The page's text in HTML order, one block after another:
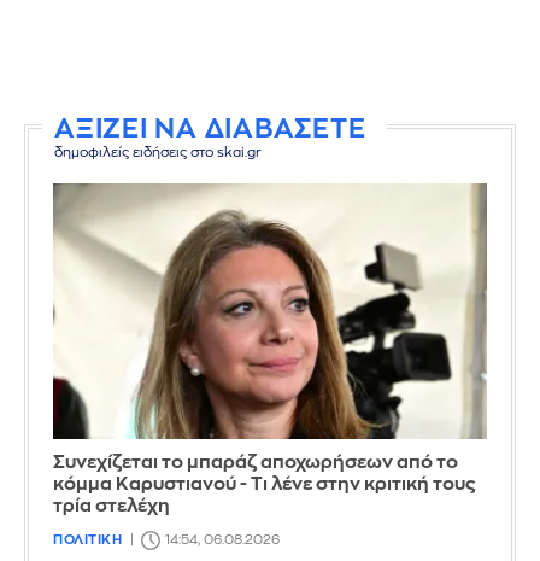
ΑΞΙΖΕΙ ΝΑ ΔΙΑΒΑΣΕΤΕ
δημοφιλείς ειδήσεις στο skai.gr
Συνεχίζεται το μπαράζ αποχωρήσεων από το
κόμμα Καρυστιανού - Τι λένε στην κριτική τους
τρία στελέχη
ΠΟΛΙΤΙΚΗ 14:54, 06.08.2026